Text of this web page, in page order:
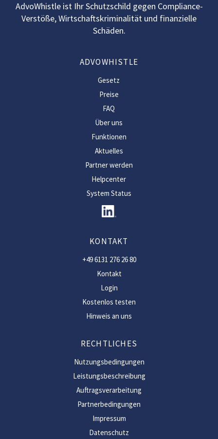
AdvoWhistle ist Ihr Schutzschild gegen Compliance-
Verstöße, Wirtschaftskriminalität und finanzielle
Schäden.
ADVOWHISTLE
Gesetz
Preise
FAQ
Über uns
Funktionen
Aktuelles
Partner werden
Helpcenter
System Status
KONTAKT
+49 6131 276 26 80
Kontakt
Login
Kostenlos testen
Hinweis an uns
RECHTLICHES
Nutzungsbedingungen
Leistungsbeschreibung
Auftragsverarbeitung
Partnerbedingungen
Impressum
Datenschutz